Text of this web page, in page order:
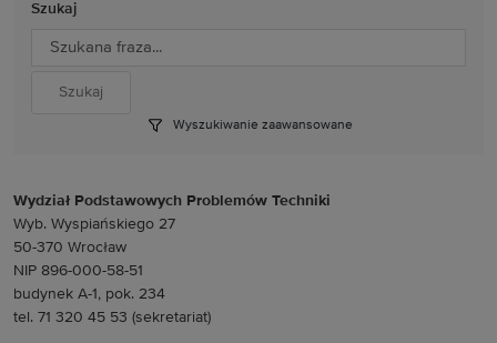
Szukaj
Wyszukiwanie zaawansowane
Wydział Podstawowych Problemów Techniki
Wyb. Wyspiańskiego 27
50-370 Wrocław
NIP 896-000-58-51
budynek A-1, pok. 234
tel. 71 320 45 53 (sekretariat)